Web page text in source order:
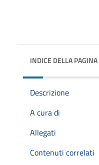
INDICE DELLA PAGINA
Descrizione
A cura di
Allegati
Contenuti correlati